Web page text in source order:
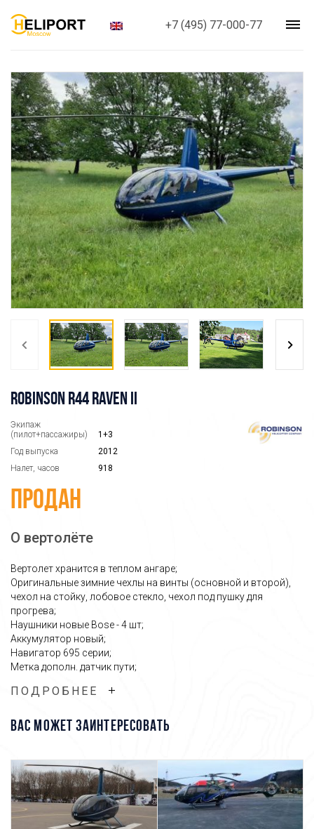
+7 (495) 77-000-77
ROBINSON R44 RAVEN II
Экипаж
(пилот+пассажиры)
1+3
Год выпуска
2012
Налет, часов
918
Продан
О вертолёте
Вертолет хранится в теплом ангаре;
Оригинальные зимние чехлы на винты (основной и второй),
чехол на стойку, лобовое стекло, чехол под пушку для
прогрева;
Наушники новые Bose - 4 шт;
Аккумулятор новый;
Навигатор 695 серии;
Метка дополн. датчик пути;
Стекла выпуклые;
Вертолет в идеальном состоянии, СЛГ получен месяц назад на
ПОДРОБНЕЕ
ВАС МОЖЕТ ЗАИНТЕРЕСОВАТЬ